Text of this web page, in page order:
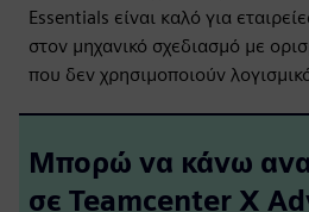
Essentials είναι καλό για
στον μηχανικό σχεδιασμό με
που δεν χρησιμοποιούν
Μπορώ να κάνω
σε Teamcenter X